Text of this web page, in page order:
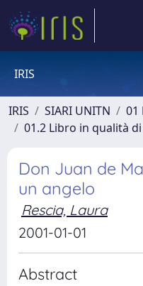
IRIS
IRIS SIARI UNITN
01
01.2 Libro in qualità
Don Juan de
un angelo
Rescia, Laura
2001-01-01
Abstract